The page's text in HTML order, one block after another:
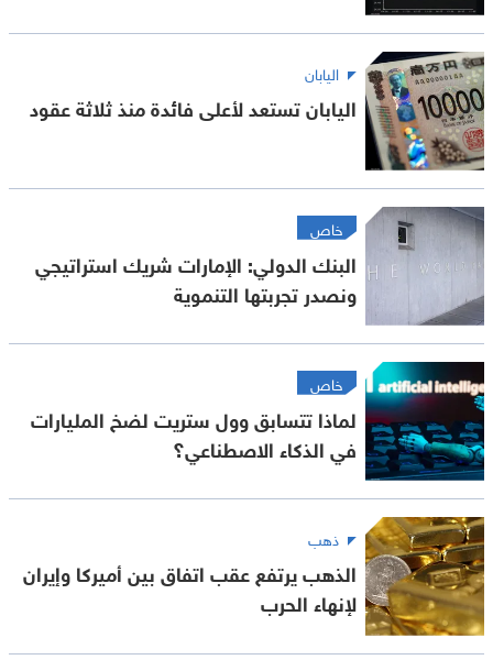
اليابان
اليابان تستعد لأعلى فائدة منذ ثلاثة عقود
خاص
البنك الدولي: الإمارات شريك استراتيجي
ونصدر تجربتها التنموية
خاص
لماذا تتسابق وول ستريت لضخ المليارات
في الذكاء الاصطناعي؟
ذهب
الذهب يرتفع عقب اتفاق بين أميركا وإيران
لإنهاء الحرب